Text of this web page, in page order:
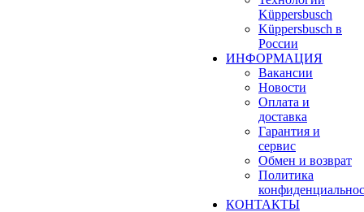
Küppersbusch
Küppersbusch в
России
ИНФОРМАЦИЯ
Вакансии
Новости
Оплата и
доставка
Гарантия и
сервис
Обмен и возврат
Политика
КОНТАКТЫ